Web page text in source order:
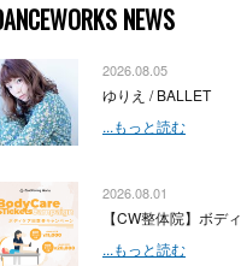
NEWS
2026.08.05
ゆりえ / BALLET
...もっと読む
2026.08.01
【CW整体院】ボデ
...もっと読む